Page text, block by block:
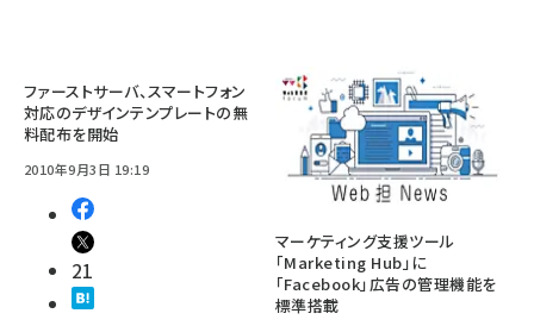
ファーストサーバ、スマートフォン
対応のデザインテンプレートの無
料配布を開始
2010年9月3日 19:19
21
マーケティング支援ツール
「Marketing Hub」に
「Facebook」広告の管理機能を
標準搭載